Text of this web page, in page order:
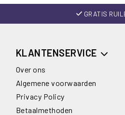
GRATIS
KLANTENSERVICE
Over ons
Algemene voorwaarden
Privacy Policy
Betaalmethoden